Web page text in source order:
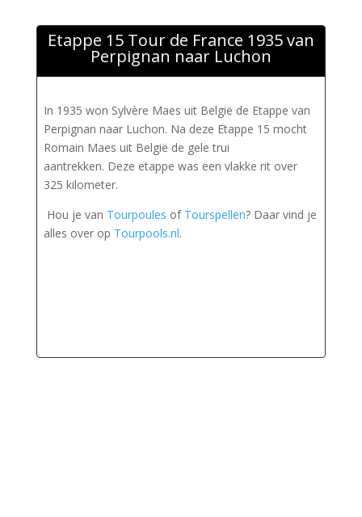
Etappe 15 Tour de France 1935 van
Perpignan naar Luchon
In 1935 won Sylvère Maes uit België de Etappe van
Perpignan naar Luchon. Na deze Etappe 15 mocht
Romain Maes uit België de gele trui
aantrekken. Deze etappe was een vlakke rit over
325 kilometer.
Hou je van Tourpoules of Tourspellen? Daar vind je
alles over op Tourpools.nl.